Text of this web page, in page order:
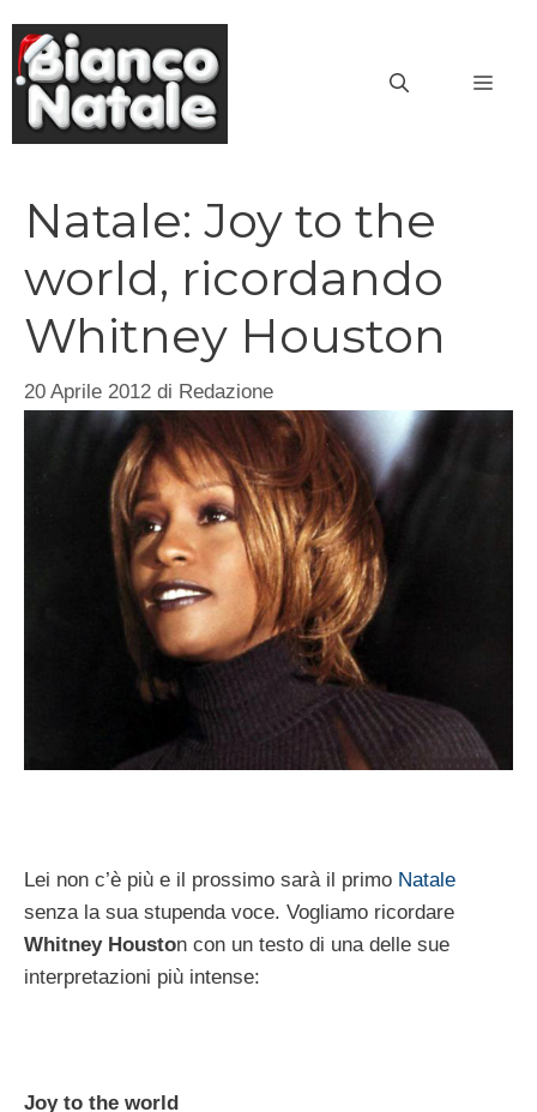
contenuto
Natale: Joy to the
world, ricordando
Whitney Houston
20 Aprile 2012 di Redazione
Lei non c’è più e il prossimo sarà il primo Natale
senza la sua stupenda voce. Vogliamo ricordare
Whitney Houston con un testo di una delle sue
interpretazioni più intense:
Joy to the world